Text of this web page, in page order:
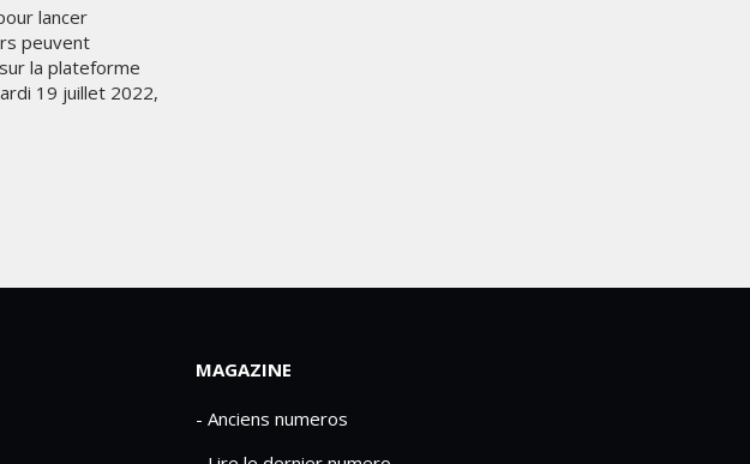
lancer
peuvent
la plateforme
19 juillet 2022,
MAGAZINE
- Anciens numeros